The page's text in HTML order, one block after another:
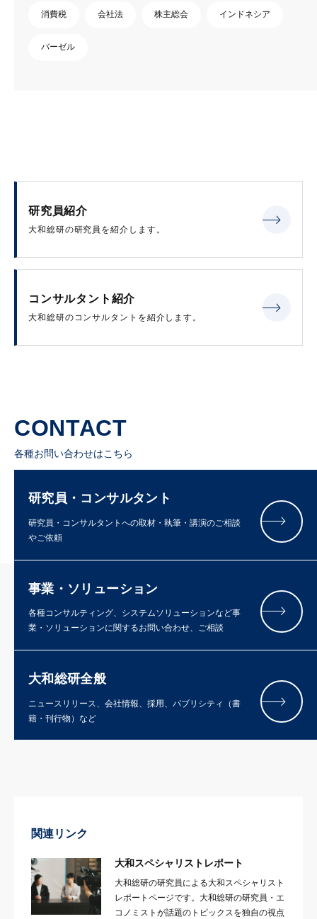
消費税 会社法 株主総会 インドネシア
バーゼル
研究員紹介
大和総研の研究員を紹介します。
コンサルタント紹介
大和総研のコンサルタントを紹介します。
CONTACT
各種お問い合わせはこちら
研究員・コンサルタント
研究員・コンサルタントへの取材・執筆・講演のご相談
やご依頼
事業・ソリューション
各種コンサルティング、システムソリューションなど事
業・ソリューションに関するお問い合わせ、ご相談
大和総研全般
ニュースリリース、会社情報、採用、パブリシティ（書
籍・刊行物）など
関連リンク
大和スペシャリストレポート
大和総研の研究員による大和スペシャリスト
レポートページです。大和総研の研究員・エ
コノミストが話題のトピックスを独自の視点